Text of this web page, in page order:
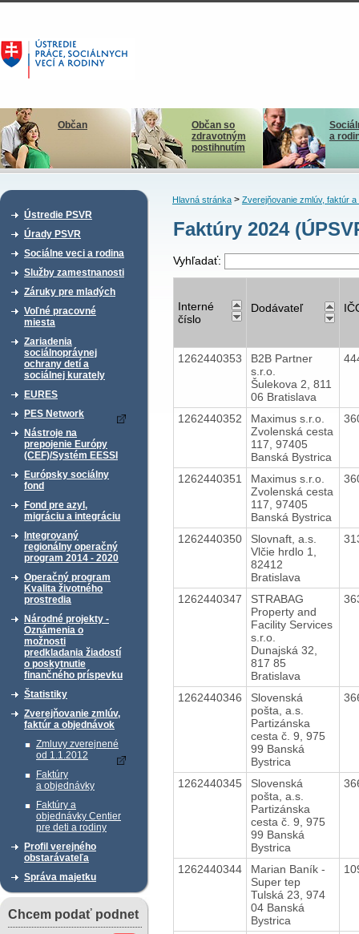
Občan
Občan so
zdravotným
postihnutím
a
Ústredie PSVR
Úrady PSVR
Sociálne veci a rodina
Služby zamestnanosti
Záruky pre mladých
Voľné pracovné
miesta
Zariadenia
sociálnoprávnej
ochrany detí a
sociálnej kurately
EURES
PES Network
Nástroje na
prepojenie Európy
(CEF)/Systém EESSI
Európsky sociálny
fond
Fond pre azyl,
migráciu a integráciu
Integrovaný
regionálny operačný
program 2014 - 2020
Operačný program
Kvalita životného
prostredia
Národné projekty -
Oznámenia o
možnosti
predkladania žiadostí
o poskytnutie
finančného príspevku
Štatistiky
Zverejňovanie zmlúv,
faktúr a objednávok
Zmluvy zverejnené
od 1.1.2012
Faktúry
a objednávky
Faktúry a
objednávky Centier
pre deti a rodiny
Profil verejného
obstarávateľa
Správa majetku
Chcem podať podnet
Hlavná stránka> Zverejňovanie zmlúv, faktúr a
Faktúry 2024
Vyhľadať:
Interné
číslo
Dodávateľ
1262440353
B2B Partner
s.r.o.
Šulekova 2, 811
06 Bratislava
1262440352
Maximus s.r.o.
Zvolenská cesta
117, 97405
Banská Bystrica
1262440351
Maximus s.r.o.
Zvolenská cesta
117, 97405
Banská Bystrica
1262440350
Slovnaft, a.s.
Vlčie hrdlo 1,
82412
Bratislava
1262440347
STRABAG
Property and
Facility Services
s.r.o.
Dunajská 32,
817 85
Bratislava
1262440346
Slovenská
pošta, a.s.
Partizánska
cesta č. 9, 975
99 Banská
Bystrica
1262440345
Slovenská
pošta, a.s.
Partizánska
cesta č. 9, 975
99 Banská
Bystrica
1262440344
Marian Baník -
Super tep
Tulská 23, 974
04 Banská
Bystrica